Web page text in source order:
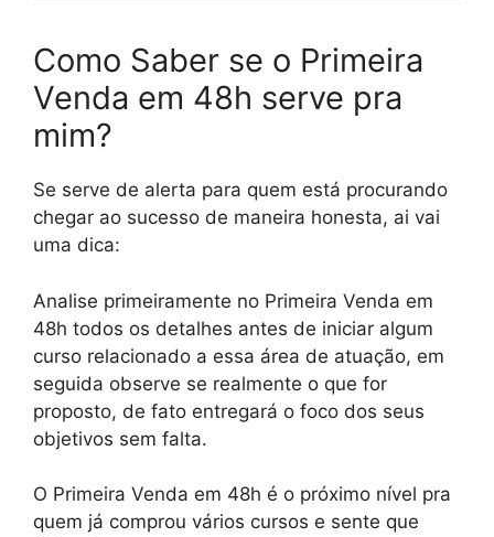
Como Saber se o Primeira
Venda em 48h serve pra
mim?
Se serve de alerta para quem está procurando
chegar ao sucesso de maneira honesta, ai vai
uma dica:
Analise primeiramente no Primeira Venda em
48h todos os detalhes antes de iniciar algum
curso relacionado a essa área de atuação, em
seguida observe se realmente o que for
proposto, de fato entregará o foco dos seus
objetivos sem falta.
O Primeira Venda em 48h é o próximo nível pra
quem já comprou vários cursos e sente que